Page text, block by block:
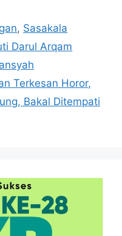
, Sasakala
Darul Arqam
Terkesan Horor,
Bakal Ditempati